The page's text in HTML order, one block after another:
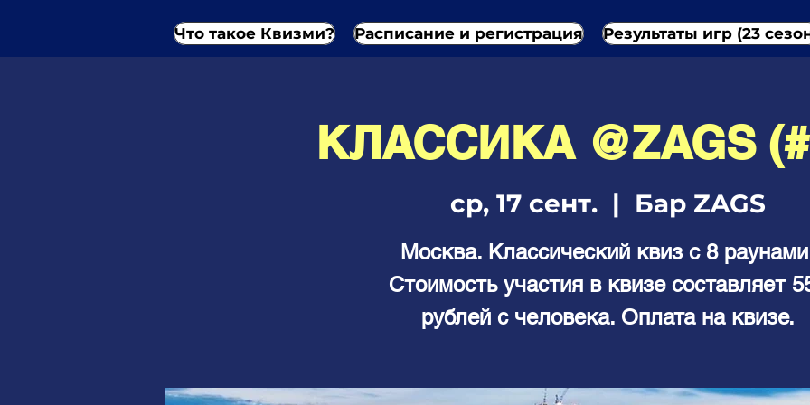
Что такое Квизми? Расписание и регистрация Результаты игр (23
КЛАССИКА @ZAGS
ср, 17 сент.
  |
Бар ZAGS
Москва. Классический квиз с 8
Стоимость участия в квизе составляет
рублей с человека. Оплата на квизе.